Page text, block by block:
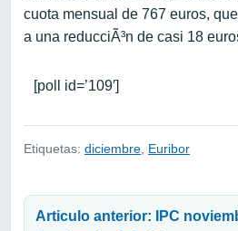
cuota mensual de 767 euros,
a una reducciÃ³n de casi 18
[poll id=’109′]
Etiquetas: diciembre Euribor
Articulo anterior: IPC